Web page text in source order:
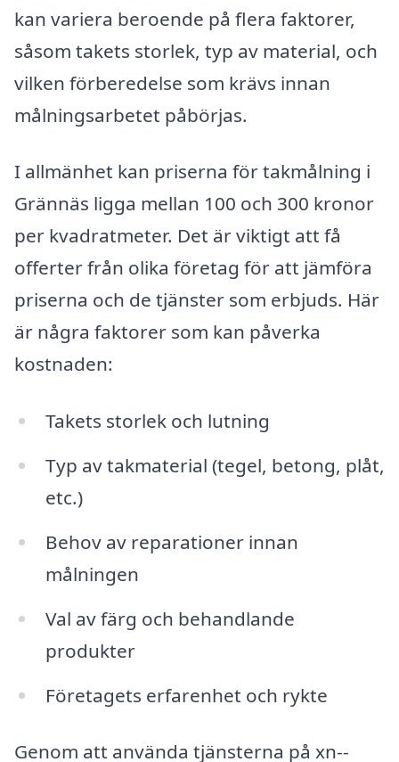
kan variera beroende på flera faktorer,
såsom takets storlek, typ av material, och
vilken förberedelse som krävs innan
målningsarbetet påbörjas.
I allmänhet kan priserna för takmålning i
Grännäs ligga mellan 100 och 300 kronor
per kvadratmeter. Det är viktigt att få
offerter från olika företag för att jämföra
priserna och de tjänster som erbjuds. Här
är några faktorer som kan påverka
kostnaden:
Takets storlek och lutning
Typ av takmaterial (tegel, betong, plåt,
etc.)
Behov av reparationer innan
målningen
Val av färg och behandlande
produkter
Företagets erfarenhet och rykte
Genom att använda tjänsterna på xn--